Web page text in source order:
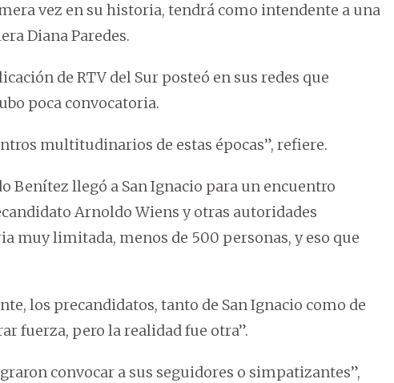
vez en su historia, tendrá como intendente a una
Diana Paredes.
de RTV del Sur posteó en sus redes que
poca convocatoria.
multitudinarios de estas épocas”, refiere.
Benítez llegó a San Ignacio para un encuentro
Arnoldo Wiens y otras autoridades
muy limitada, menos de 500 personas, y eso que
los precandidatos, tanto de San Ignacio como de
fuerza, pero la realidad fue otra”.
convocar a sus seguidores o simpatizantes”,